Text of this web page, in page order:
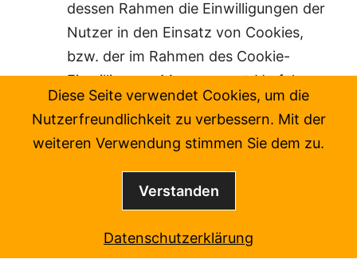
dessen Rahmen die Einwilligungen der
Nutzer in den Einsatz von Cookies,
bzw. der im Rahmen des Cookie-
Einwilligungs-Management-Verfahrens
genannten Verarbeitungen und
Anbieter eingeholt sowie von den
Nutzern verwaltet und widerrufen
werden können. Hierbei wird die
Einwilligungserklärung gespeichert, um
wiederholen zu müssen und die
Diese Seite verwendet Cookies, um die
Nutzerfreundlichkeit zu verbessern. Mit der
weiteren Verwendung stimmen Sie dem zu.
Verstanden
Datenschutzerklärung